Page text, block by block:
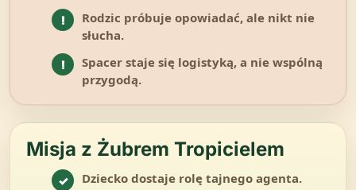
!
Rodzic próbuje opowiadać, ale nikt nie
słucha.
!
Spacer staje się logistyką, a nie wspólną
przygodą.
Misja z Żubrem Tropicielem
✓ Dziecko dostaje rolę tajnego agenta.